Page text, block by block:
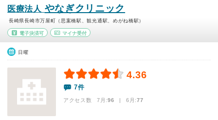
医療法人 やなぎクリニック
長崎県長崎市万屋町（思案橋駅、観光通駅、めがね橋駅）
電子決済可 マイナ受付
日曜
4.36
7件
アクセス数 7月:96 | 6月:77